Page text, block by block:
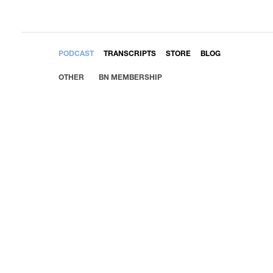
PODCAST TRANSCRIPTS STORE BLOG
OTHER BN MEMBERSHIP